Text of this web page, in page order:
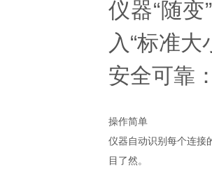
仪器“随
入“标准
安全可靠
操作简单
仪器自动识别每个连接
目了然。